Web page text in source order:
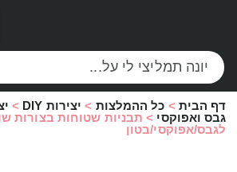
דף הבית > כל ההמלצות > יצירות DIY >
גבס ואפוקסי > תבניות שטוחות בצורות
לגבס/אפוקסי/בטון